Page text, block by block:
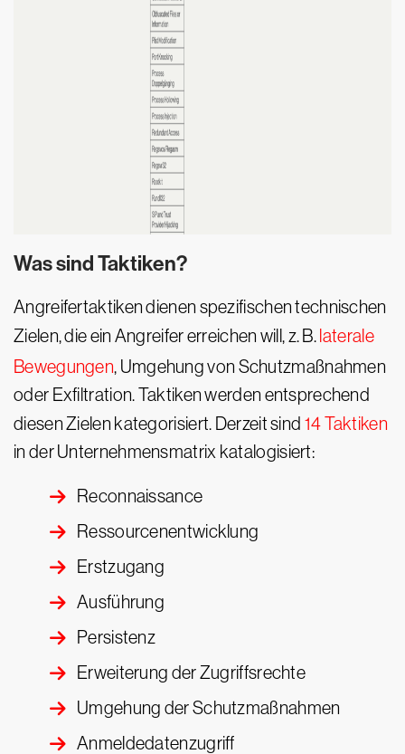
Was sind Taktiken?
Angreifertaktiken dienen spezifischen technischen
Zielen, die ein Angreifer erreichen will, z. B. laterale
Bewegungen, Umgehung von Schutzmaßnahmen
oder Exfiltration. Taktiken werden entsprechend
diesen Zielen kategorisiert. Derzeit sind 14 Taktiken
in der Unternehmensmatrix katalogisiert:
Reconnaissance
Ressourcenentwicklung
Erstzugang
Ausführung
Persistenz
Erweiterung der Zugriffsrechte
Umgehung der Schutzmaßnahmen
Anmeldedatenzugriff